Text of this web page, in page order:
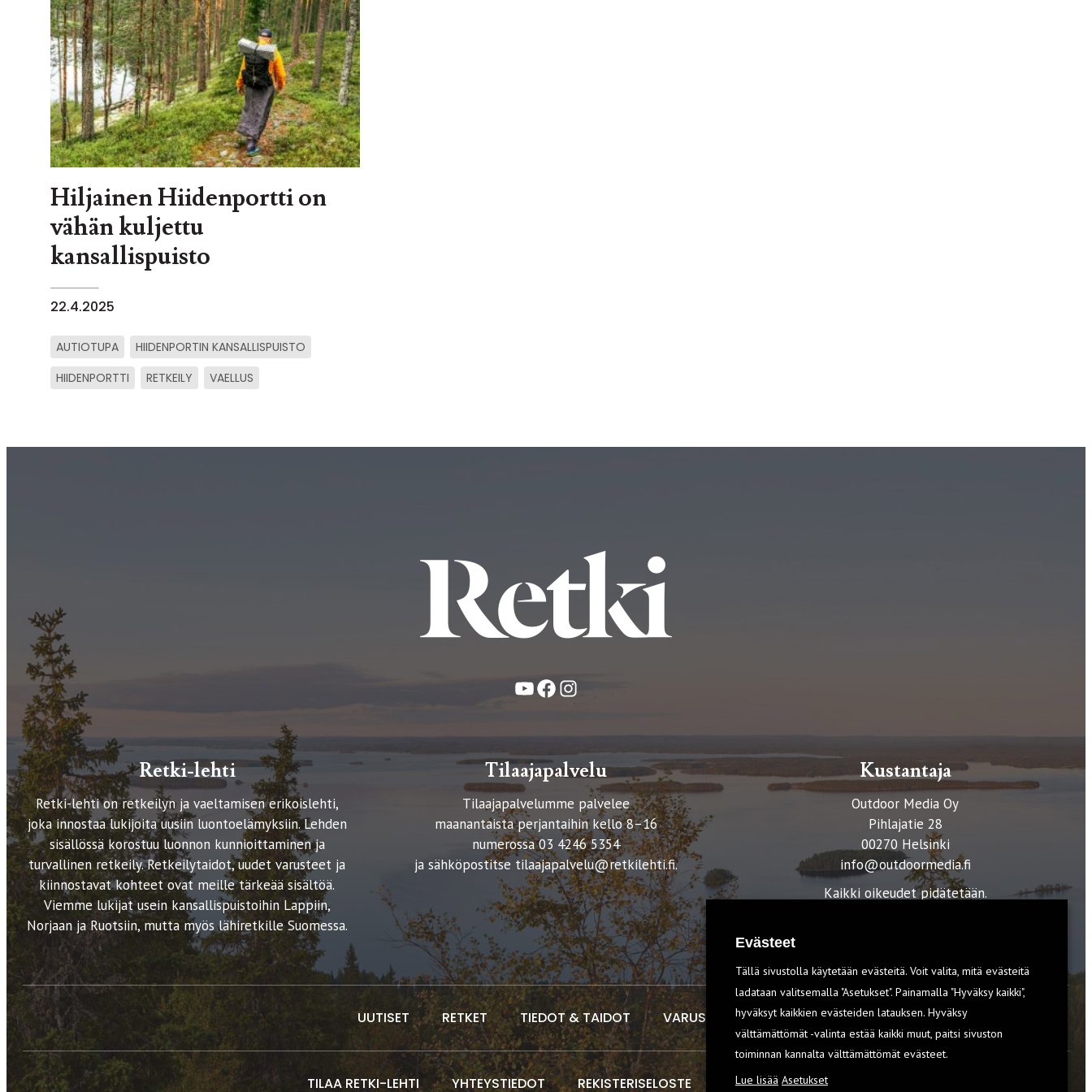
Hiljainen Hiidenportti on
vähän kuljettu
kansallispuisto
22.4.2025
AUTIOTUPA
HIIDENPORTIN KANSALLISPUISTO
HIIDENPORTTI
RETKEILY VAELLUS
YouTube
FacebookInstagram
Retki-lehti
Retki-lehti on retkeilyn ja vaeltamisen erikoislehti,
joka innostaa lukijoita uusiin luontoelämyksiin. Lehden
sisällössä korostuu luonnon kunnioittaminen ja
turvallinen retkeily. Retkeilytaidot, uudet varusteet ja
kiinnostavat kohteet ovat meille tärkeää sisältöä.
Viemme lukijat usein kansallispuistoihin Lappiin,
Norjaan ja Ruotsiin, mutta myös lähiretkille Suomessa.
Tilaajapalvelu
Tilaajapalvelumme palvelee
maanantaista perjantaihin kello 8–16
numerossa 03 4246 5354
ja sähköpostitse tilaajapalvelu@retkilehti.fi.
Kustantaja
Outdoor Media Oy
Pihlajatie 28
00270 Helsinki
info@outdoormedia.fi
Kaikki oikeudet pidätetään.
UUTISET RETKET TIEDOT & TAIDOT VARUSTEET
TILAA RETKI-LEHTI YHTEYSTIEDOT REKISTERISELOSTE EVÄSTEET
Evästeet
Tällä sivustolla käytetään evästeitä. Voit valita, mitä evästeitä
ladataan valitsemalla "Asetukset". Painamalla "Hyväksy kaikki",
hyväksyt kaikkien evästeiden latauksen. Hyväksy
välttämättömät -valinta estää kaikki muut, paitsi sivuston
toiminnan kannalta välttämättömät evästeet.
Lue lisää Asetukset